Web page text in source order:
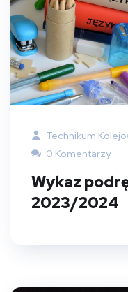
Technikum
0 Komentarzy
Wykaz
2023/2024